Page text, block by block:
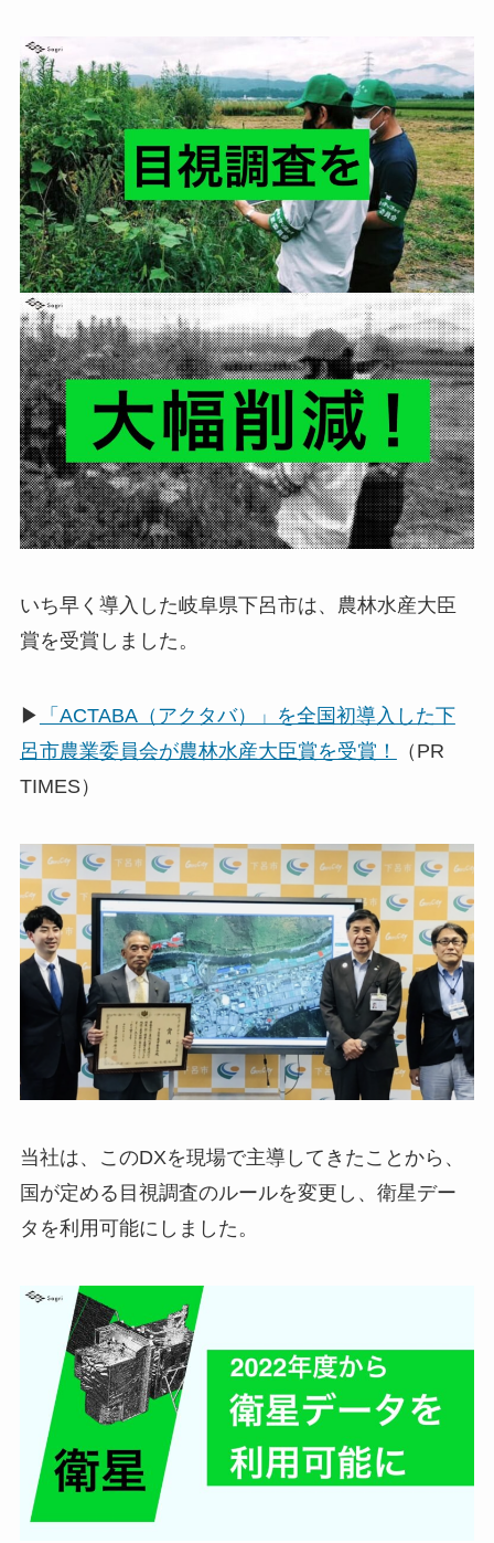
いち早く導入した岐阜県下呂市は、農林水産大臣
賞を受賞しました。
▶
「ACTABA（アクタバ）」を全国初導入した下
呂市農業委員会が農林水産大臣賞を受賞！
（PR
TIMES）
当社は、このDXを現場で主導してきたことから、
国が定める目視調査のルールを変更し、衛星デー
タを利用可能にしました。